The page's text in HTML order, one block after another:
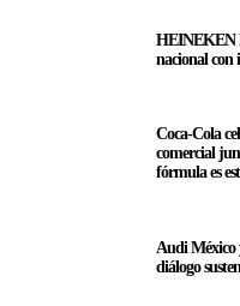
HEINEKEN
nacional con
Coca-Cola
comercial
fórmula es
Audi México
diálogo